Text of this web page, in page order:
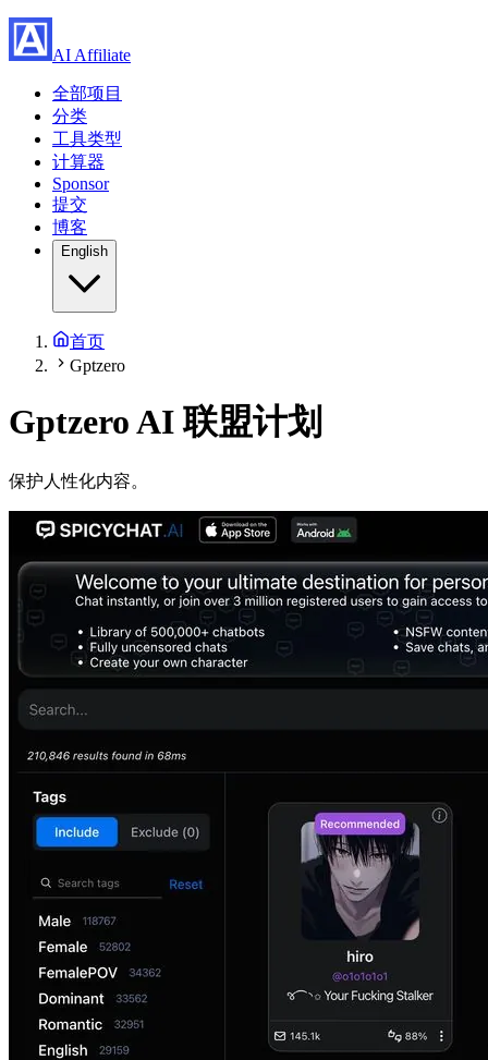
AI Affiliate
全部项目
分类
工具类型
计算器
Sponsor
提交
博客
English
首页
Gptzero
Gptzero AI 联盟计划
保护人性化内容。